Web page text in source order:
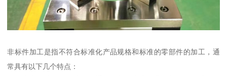
非标件加工是指不符合标准化产品规格和标准的零部件的加工，通
常具有以下几个特点：